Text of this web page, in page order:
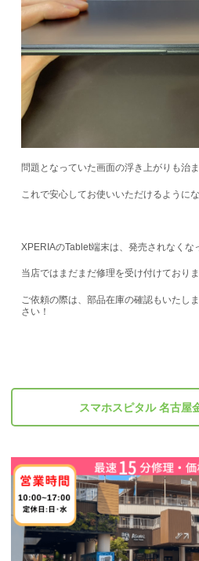
問題となっていた画面の浮き上がりも治
これで安心してお使いいただけるようにな
XPERIAのTablet端末は、発売されなくな
当店ではまだまだ修理を受け付けておりま
ご依頼の際は、部品在庫の確認もいたし
さい！
スマホスピタル 名古屋